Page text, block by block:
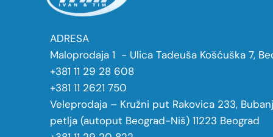
ADRESA
Maloprodaja 1 - Ulica Tadeuša Košćuška 7,
+381 11 29 28 608
+381 11 2621 750
Veleprodaja – Kružni put Rakovica 233,
petlja (autoput Beograd-Niš) 11223 Beograd